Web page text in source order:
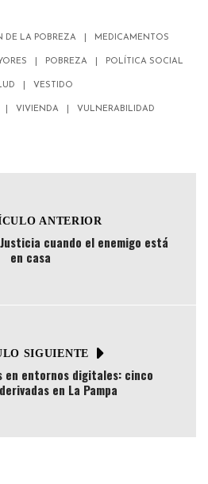
DE LA POBREZA MEDICAMENTOS
POBREZA POLÍTICA SOCIAL
VESTIDO
VIVIENDA VULNERABILIDAD
ANTERIOR
cuando el enemigo está
en casa
SIGUIENTE
en entornos digitales: cinco
en La Pampa